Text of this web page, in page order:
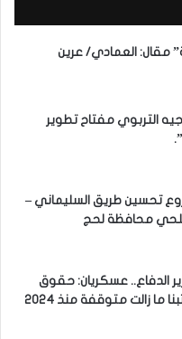
مقال: العمادي/ عرين
التربوي مفتاح تطوير
تحسين طريق السليماني –
محافظة لحج
الدفاع.. عسكريان: حقوق
ما زالت متوقفة منذ 2024